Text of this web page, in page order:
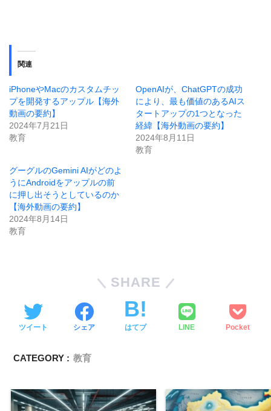
関連
iPhoneやMacのカスタムチッ
プを開発するアップル【海外
動画の要約】
2024年7月21日
教育
OpenAIが、ChatGPTの成功
により、最も価値のあるAIス
タートアップの1つとなった
経緯【海外動画の要約】
2024年8月11日
教育
グーグルのGemini AIがどのよ
うにAndroidをアップルの前
に押し出そうとしているのか
【海外動画の要約】
2024年8月14日
教育
SHARE
ツイート シェア はてブ LINE Pocket
CATEGORY : 教育